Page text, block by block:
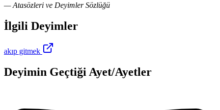
— Atasözleri ve Deyimler Sözlüğü
İlgili Deyimler
akıp gitmek
Deyimin Geçtiği Ayet/Ayetler